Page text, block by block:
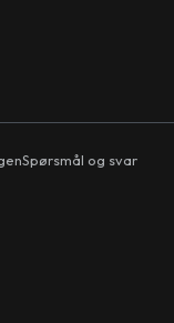
Spørsmål og svar